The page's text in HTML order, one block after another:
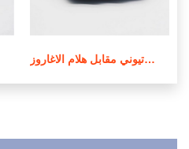
عملية صنع بولي أكريلاميد الكاتيوني مقابل هلام الاغاروز